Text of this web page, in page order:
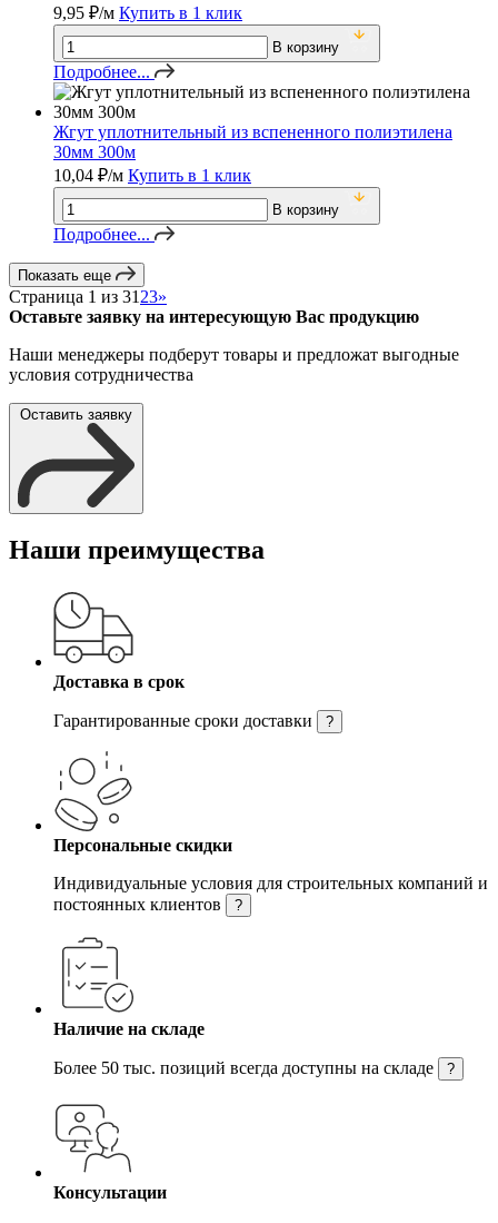
9,95 ₽/м Купить в 1 клик
В корзину
Подробнее...
Жгут уплотнительный из вспененного полиэтилена
30мм 300м
10,04 ₽/м Купить в 1 клик
В корзину
Подробнее...
Показать еще
Страница 1 из 31 23»
Оставьте заявку на интересующую Вас продукцию
Наши менеджеры подберут товары и предложат выгодные
условия сотрудничества
Оставить заявку
Наши преимущества
Доставка в срок
Гарантированные сроки доставки ?
Персональные скидки
Индивидуальные условия для строительных компаний и
постоянных клиентов
?
Наличие на складе
Более 50 тыс. позиций всегда доступны на складе ?
Консультации